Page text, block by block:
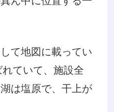
るような新たな技
情報が、ロケット